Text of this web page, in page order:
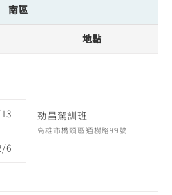
南區
地點
勁昌駕訓班
高雄市橋頭區通樹路99號
6